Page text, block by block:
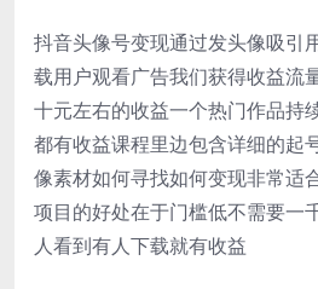
抖音头像号变现通过发头像吸引
载用户观看广告我们获得收益流
十元左右的收益一个热门作品持
都有收益课程里边包含详细的起
像素材如何寻找如何变现非常适
项目的好处在于门槛低不需要一
人看到有人下载就有收益